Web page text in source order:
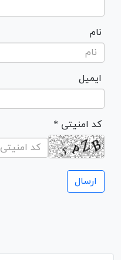
نام
ایمیل
* کد امنیتی